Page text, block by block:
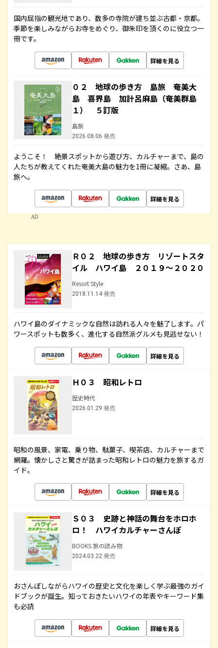
国内屈指の観光地であり、数多の寺院が建ち並ぶ古都・京都。
季節を楽しみながらお寺をめぐり、御朱印を頂くのに役立つ一
冊です。
詳細を見る
０２ 地球の歩き方 島旅 奄美大
島 喜界島 加計呂麻島（奄美群島
１） ５訂版
島旅
2026.08.06 発売
ようこそ！ 絶景スポットから遊び方、カルチャーまで、島の
人たちが教えてくれた奄美大島の魅力を1冊に凝縮。さあ、島
旅へ。
詳細を見る
AD
Ｒ０２ 地球の歩き方 リゾートスタ
イル ハワイ島 ２０１９～２０２０
Resort Style
2018.11.14 発売
ハワイ島のダイナミックな自然は訪れる人々を魅了します。パ
ワースポットも数多く、進化する自然派グルメも見逃せない！
詳細を見る
Ｈ０３ 昭和レトロ
歴史時代
2026.01.29 発売
昭和の風景、家電、乗り物、駄菓子、喫茶店、カルチャーまで
網羅。懐かしさと驚きが詰まった昭和レトロの魅力を旅するガ
イド。
詳細を見る
Ｓ０３ 史跡と神話の舞台をホロホ
ロ！ ハワイカルチャーさんぽ
BOOKS 旅の読み物
2024.03.22 発売
おさんぽしながらハワイの歴史と文化を楽しく学ぶ最強のガイ
ドブックが誕生。知っておきたいハワイの年表やキーワード集
も必読
詳細を見る